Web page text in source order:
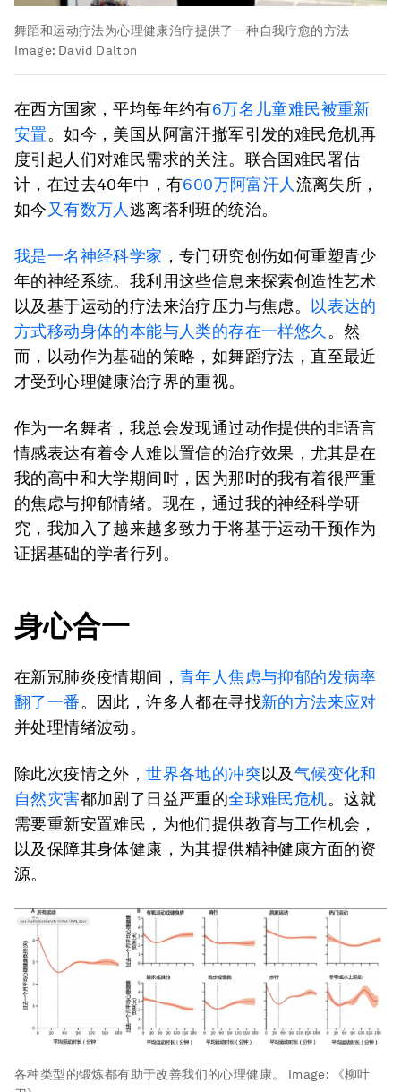
舞蹈和运动疗法为心理健康治疗提供了一种自我疗愈的方法
Image: David Dalton
在西方国家，平均每年约有6万名儿童难民被重新
安置。如今，美国从阿富汗撤军引发的难民危机再
度引起人们对难民需求的关注。联合国难民署估
计，在过去40年中，有600万阿富汗人流离失所，
如今又有数万人逃离塔利班的统治。
我是一名神经科学家 ，专门研究创伤如何重塑青少
年的神经系统。我利用这些信息来探索创造性艺术
以及基于运动的疗法来治疗压力与焦虑。 以表达的
方式移动身体的本能与人类的存在一样悠久。然
而，以动作为基础的策略，如舞蹈疗法，直至最近
才受到心理健康治疗界的重视。
作为一名舞者，我总会发现通过动作提供的非语言
情感表达有着令人难以置信的治疗效果，尤其是在
我的高中和大学期间时，因为那时的我有着很严重
的焦虑与抑郁情绪。现在，通过我的神经科学研
究，我加入了越来越多致力于将基于运动干预作为
证据基础的学者行列。
身心合一
在新冠肺炎疫情期间， 青年人焦虑与抑郁的发病率
翻了一番。因此，许多人都在寻找新的方法来应对
并处理情绪波动。
除此次疫情之外，世界各地的冲突以及气候变化和
自然灾害都加剧了日益严重的全球难民危机。这就
需要重新安置难民，为他们提供教育与工作机会，
以及保障其身体健康，为其提供精神健康方面的资
源。
各种类型的锻炼都有助于改善我们的心理健康。 Image:
《柳叶